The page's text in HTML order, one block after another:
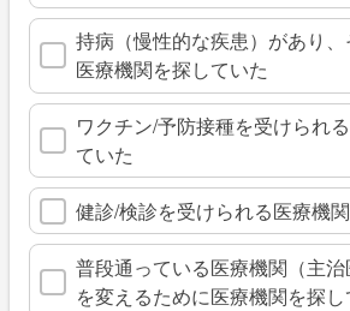
持病（慢性的な疾患）があり
医療機関を探していた
ワクチン/予防接種を受けられ
ていた
健診/検診を受けられる医療機
普段通っている医療機関（主治
を変えるために医療機関を探し